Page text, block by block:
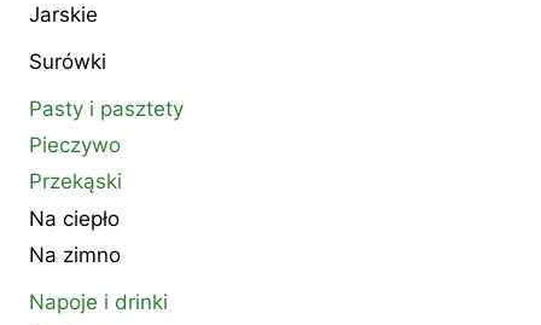
Jarskie
Surówki
Pasty i pasztety
Pieczywo
Przekąski
Na ciepło
Na zimno
Napoje i drinki